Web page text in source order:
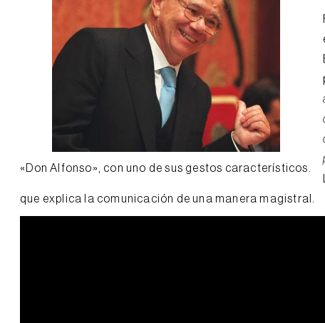
«Don Alfonso», con uno de sus gestos característicos.
que explica la comunicación de una manera magistral.